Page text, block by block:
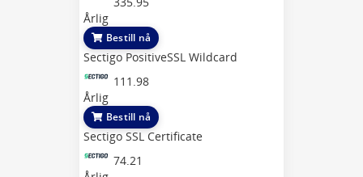
Årlig
Bestill nå
Sectigo PositiveSSL Wildcard
111.98
Årlig
Bestill nå
Sectigo SSL Certificate
74.21